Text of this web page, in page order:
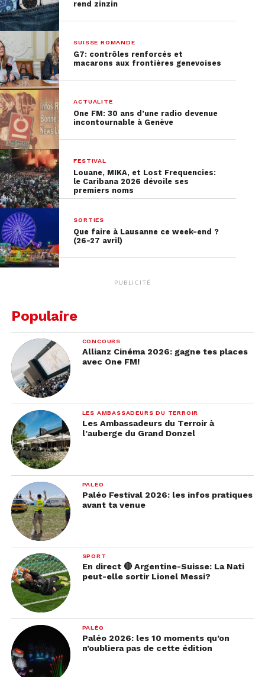
rend zinzin
SUISSE ROMANDE
G7: contrôles renforcés et
macarons aux frontières genevoises
ACTUALITÉ
One FM: 30 ans d’une radio devenue
incontournable à Genève
FESTIVAL
Louane, MIKA, et Lost Frequencies:
le Caribana 2026 dévoile ses
premiers noms
SORTIES
Que faire à Lausanne ce week-end ?
(26-27 avril)
PUBLICITÉ
Populaire
CONCOURS
Allianz Cinéma 2026: gagne tes places
avec One FM!
LES AMBASSADEURS DU TERROIR
Les Ambassadeurs du Terroir à
l’auberge du Grand Donzel
PALÉO
Paléo Festival 2026: les infos pratiques
avant ta venue
SPORT
En direct 🔴 Argentine-Suisse: La Nati
peut-elle sortir Lionel Messi?
PALÉO
Paléo 2026: les 10 moments qu’on
n’oubliera pas de cette édition